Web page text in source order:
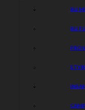
BLI
BLI